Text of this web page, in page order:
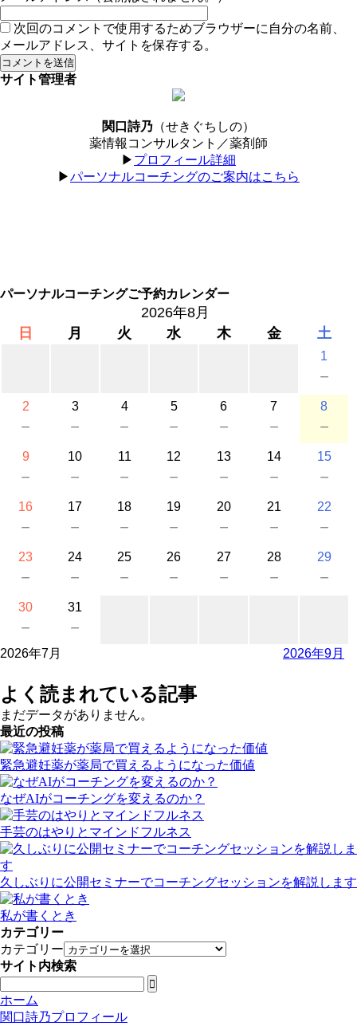
次回のコメントで使用するためブラウザーに自分の名前、
メールアドレス、サイトを保存する。
サイト管理者
関口詩乃 （せきぐちしの）
薬情報コンサルタント／薬剤師
▶︎ プロフィール詳細
▶︎パーソナルコーチングのご案内はこちら
パーソナルコーチングご予約カレンダー
2026年8月
日
月 火 水 木 金 土
1
－
2
－
3
－
4
－
5
－
6
－
7
－
8
－
9
－
10
－
11
－
12
－
13
－
14
－
15
－
16
－
17
－
18
－
19
－
20
－
21
－
22
－
23
－
24
－
25
－
26
－
27
－
28
－
29
－
30
－
31
－
2026年7月 2026年9月
よく読まれている記事
まだデータがありません。
最近の投稿
緊急避妊薬が薬局で買えるようになった価値
なぜAIがコーチングを変えるのか？
手芸のはやりとマインドフルネス
久しぶりに公開セミナーでコーチングセッションを解説します
私が書くとき
カテゴリー
カテゴリー
サイト内検索

ホーム
関口詩乃プロフィール